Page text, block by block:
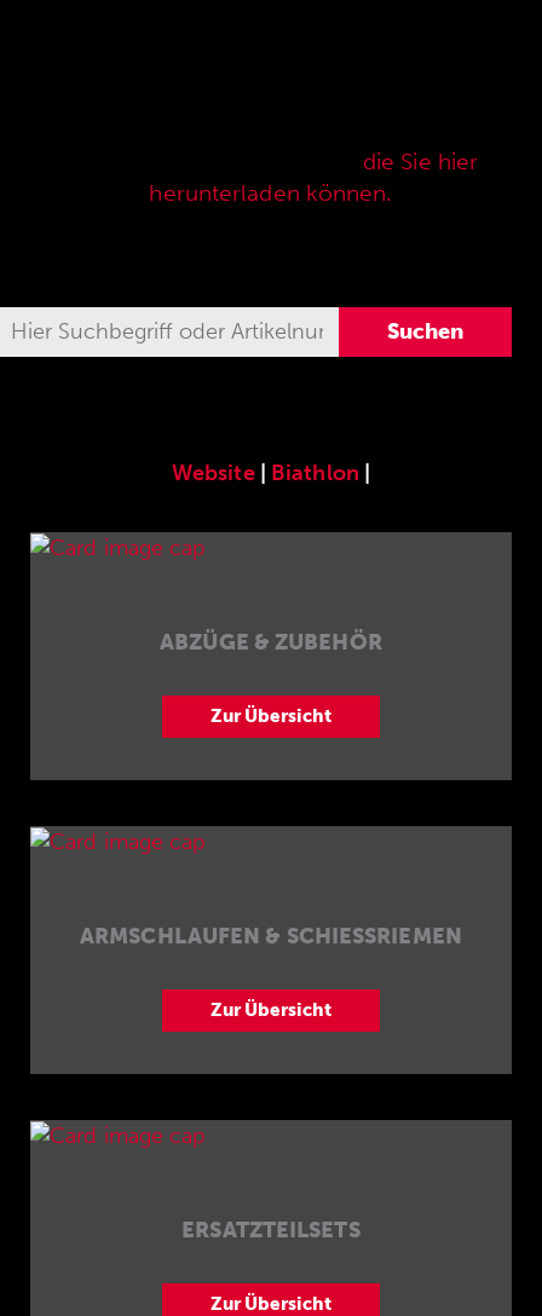
die Sie hier
herunterladen können.
Website| Biathlon
ABZÜGE & ZUBEHÖR
Zur Übersicht
ARMSCHLAUFEN & SCHIESSRIEMEN
Zur Übersicht
ERSATZTEILSETS
Zur Übersicht